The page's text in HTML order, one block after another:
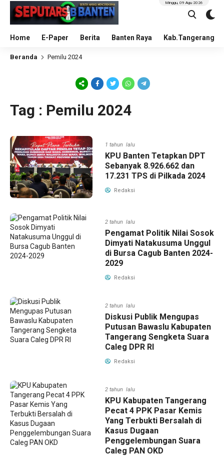
Home E-Paper Berita Banten Raya Kab.Tangerang
Minggu, 09 Agu 2026
Beranda Pemilu 2024
Tag : Pemilu 2024
1 tahun lalu
KPU Banten Tetapkan DPT
Sebanyak 8.926.662 dan
17.231 TPS di Pilkada 2024
Redaksi
2 tahun lalu
Pengamat Politik Nilai Sosok
Dimyati Natakusuma Unggul
di Bursa Cagub Banten 2024-
2029
Redaksi
2 tahun lalu
Diskusi Publik Mengupas
Putusan Bawaslu Kabupaten
Tangerang Sengketa Suara
Caleg DPR RI
Redaksi
2 tahun lalu
KPU Kabupaten Tangerang
Pecat 4 PPK Pasar Kemis
Yang Terbukti Bersalah di
Kasus Dugaan
Penggelembungan Suara
Caleg PAN OKD